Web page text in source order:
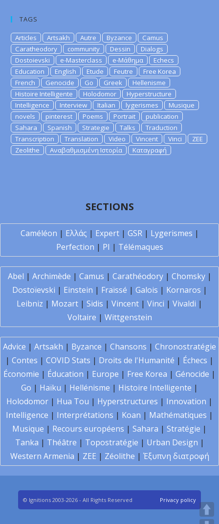
TAGS
Articles Artsakh Autre Byzance
Camus
Caratheodory
community Dessin
Dialogs
Dostoievski
e-Masterclass e-Μάθημα
Echecs
Education
English Etude Feutre
Free Korea
French
Genocide Go Greek
Hellenisme
Histoire Intelligente
Holodomor
Hyperstructure
Intelligence
Interview Italian lygerismes
Musique
novels
pinterest Poems Portrait
publication
Sahara
Spanish Strategie Talks
Traduction
Transcription
Translation Video Vincent Vinci
ZEE
Zeolithe
Αναβαθμισμένη Ιστορία Καταγραφή
SECTIONS
Caméléon | Ελλάς | Expert| GSR| Lygerismes |
Perfection | PI | Télémaques
Abel | Archimède | Camus | Carathéodory| Chomsky|
Dostoïevski | Einstein | Fraïssé | Galois | Kornaros |
Leibniz | Mozart | Sidis | Vincent | Vinci | Vivaldi |
Voltaire | Wittgenstein
Advice | Artsakh | Byzance | Chansons | Chronostratégie
| Contes | COVID Stats | Droits de l'Humanité | Échecs |
Économie | Éducation | Europe | Free Korea | Génocide |
Go | Haïku | Hellénisme | Histoire Intelligente |
Holodomor | Hua Tou | Hyperstructures | Innovation |
Intelligence | Interprétations | Koan | Mathématiques |
Musique | Recours européens | Sahara | Stratégie |
Tanka | Théâtre | Topostratégie | Urban Design |
Western Armenia | ZEE | Zéolithe | Έξυπνη διατροφή
© Ignitions 2003-2026 - All Rights Reserved Privacy policy